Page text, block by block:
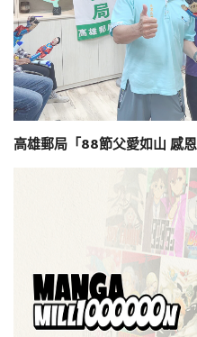
高雄郵局「88節父愛如山 感